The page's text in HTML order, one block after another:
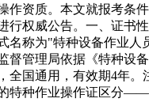
作资质。本文就报考条
行权威公告。一、证书
名称为"特种设备作业人
督管理局依据《特种设
全国通用，有效期4年。
特种作业操作证区分——